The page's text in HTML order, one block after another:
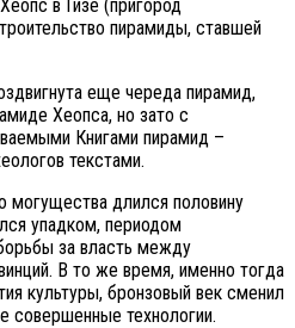
в Гизе (пригород
пирамиды, ставшей
еще череда пирамид,
Хеопса, но зато с
Книгами пирамид –
текстами.
могущества длился половину
упадком, периодом
за власть между
В то же время, именно тогда
культуры, бронзовый век сменил
совершенные технологии.